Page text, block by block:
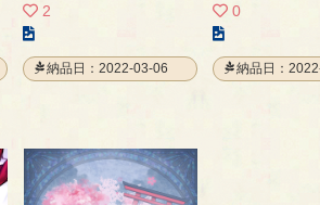
2
の
イ
ト
の
ペ
納品日：2022-03-06
0
の
イ
納品日：